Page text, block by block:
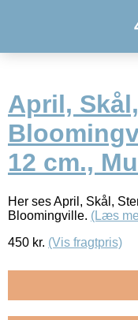
April,
12 cm.,
Her ses April, Skål,
Bloomingville. (Læs
450 kr. (Vis fragtpris)